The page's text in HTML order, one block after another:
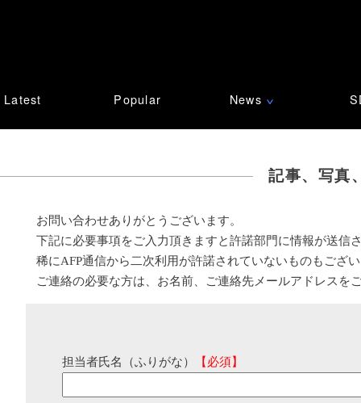
Latest Popular News ∨
記事、写真
お問い合わせありがとうございます。
下記に必要事項をご入力頂きますと許諾部門に情報が送信
稀にAFP通信から二次利用が許諾されていないものもござ
ご連絡の必要な方は、お名前、ご連絡先メールアドレスを
担当者氏名（ふりがな） 【必須】